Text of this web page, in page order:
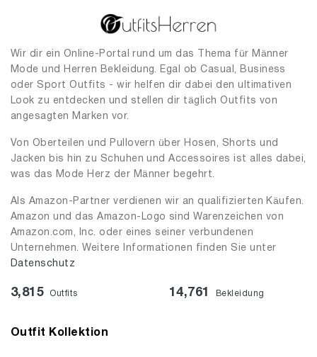
Wir dir ein Online-Portal rund um das Thema für Männer
Mode und Herren Bekleidung. Egal ob Casual, Business
oder Sport Outfits - wir helfen dir dabei den ultimativen
Look zu entdecken und stellen dir täglich Outfits von
angesagten Marken vor.
Von Oberteilen und Pullovern über Hosen, Shorts und
Jacken bis hin zu Schuhen und Accessoires ist alles dabei,
was das Mode Herz der Männer begehrt.
Als Amazon-Partner verdienen wir an qualifizierten Käufen.
Amazon und das Amazon-Logo sind Warenzeichen von
Amazon.com, Inc. oder eines seiner verbundenen
Unternehmen. Weitere Informationen finden Sie unter
Datenschutz
3,815 Outfits 14,761 Bekleidung
Outfit Kollektion